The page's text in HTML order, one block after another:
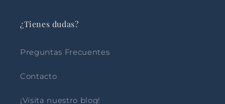
¿Tienes dudas?
Preguntas Frecuentes
Contacto
¡Visita nuestro blog!